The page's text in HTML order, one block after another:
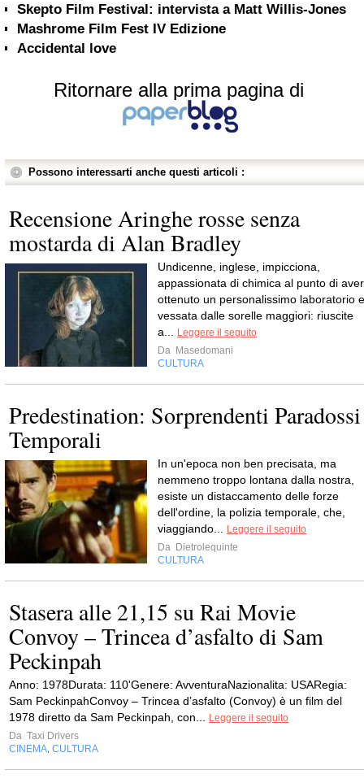
Skepto Film Festival: intervista a Matt Willis-Jones
Mashrome Film Fest IV Edizione
Accidental love
Ritornare alla prima pagina di
Possono interessarti anche questi articoli :
Recensione Aringhe rosse senza
mostarda di Alan Bradley
Undicenne, inglese, impicciona,
appassionata di chimica al punto di aver
ottenuto un personalissimo laboratorio e
vessata dalle sorelle maggiori: riuscite
a...
Leggere il seguito
Da Masedomani
CULTURA
Predestination: Sorprendenti Paradossi
Temporali
In un'epoca non ben precisata, ma
nemmeno troppo lontana dalla nostra,
esiste un distaccamento delle forze
dell'ordine, la polizia temporale, che,
viaggiando...
Leggere il seguito
Da Dietrolequinte
CULTURA
Stasera alle 21,15 su Rai Movie
Convoy – Trincea d’asfalto di Sam
Peckinpah
Anno: 1978Durata: 110'Genere: AvventuraNazionalita: USARegia:
Sam PeckinpahConvoy – Trincea d’asfalto (Convoy) è un film del
1978 diretto da Sam Peckinpah, con...
Leggere il seguito
Da Taxi Drivers
CINEMA CULTURA